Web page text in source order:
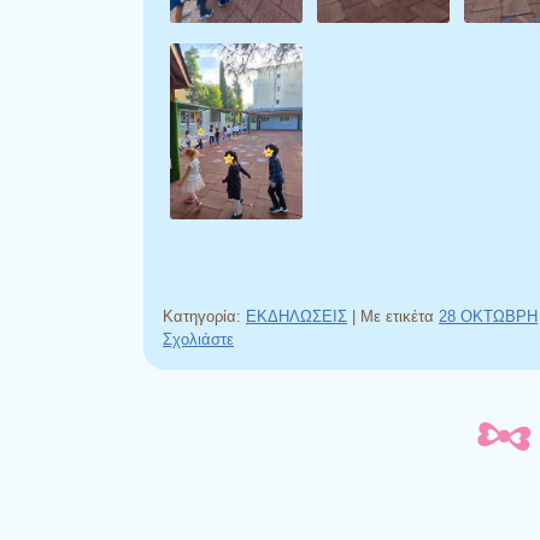
Κατηγορία: ΕΚΔΗΛΩΣΕΙΣ Με ετικέτα 28 ΟΚΤΩΒΡΗ
Σχολιάστε